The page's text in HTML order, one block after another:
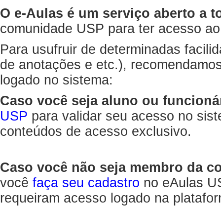
O e-Aulas é um serviço aberto a
comunidade USP para ter acesso
Para usufruir de determinadas
de anotações e etc.),
logado no sistema:
Caso você seja aluno ou
USP para validar seu acesso no
conteúdos de acesso exclusivo.
Caso você não seja membro da
você faça seu cadastro no eAulas
requeiram acesso logado na